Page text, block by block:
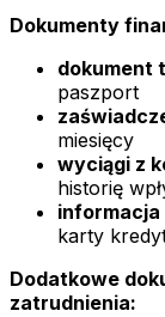
Dokumenty
dokument
paszport
miesięcy
wyciągi z
historię
informacja
karty
Dodatkowe
zatrudnienia: